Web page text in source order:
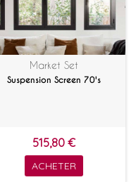
Market Set
Suspension Screen 70's
515,80 €
ACHETER